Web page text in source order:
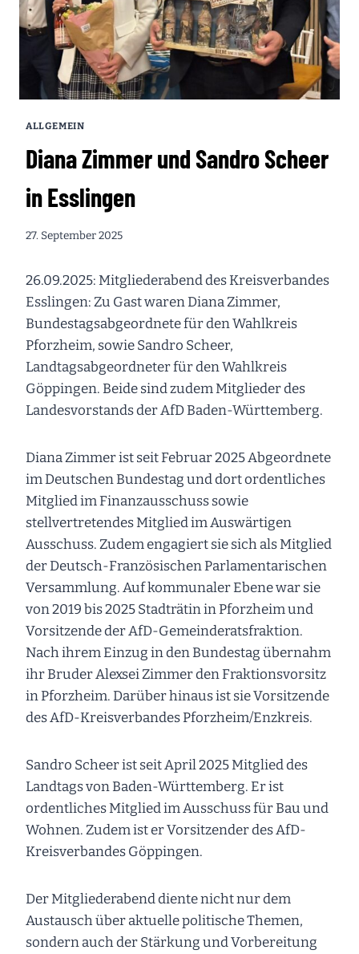
ALLGEMEIN
Diana Zimmer und Sandro Scheer
in Esslingen
27. September 2025
26.09.2025: Mitgliederabend des Kreisverbandes
Esslingen: Zu Gast waren Diana Zimmer,
Bundestagsabgeordnete für den Wahlkreis
Pforzheim, sowie Sandro Scheer,
Landtagsabgeordneter für den Wahlkreis
Göppingen. Beide sind zudem Mitglieder des
Landesvorstands der AfD Baden-Württemberg.
Diana Zimmer ist seit Februar 2025 Abgeordnete
im Deutschen Bundestag und dort ordentliches
Mitglied im Finanzausschuss sowie
stellvertretendes Mitglied im Auswärtigen
Ausschuss. Zudem engagiert sie sich als Mitglied
der Deutsch-Französischen Parlamentarischen
Versammlung. Auf kommunaler Ebene war sie
von 2019 bis 2025 Stadträtin in Pforzheim und
Vorsitzende der AfD-Gemeinderatsfraktion.
Nach ihrem Einzug in den Bundestag übernahm
ihr Bruder Alexsei Zimmer den Fraktionsvorsitz
in Pforzheim. Darüber hinaus ist sie Vorsitzende
des AfD-Kreisverbandes Pforzheim/Enzkreis.
Sandro Scheer ist seit April 2025 Mitglied des
Landtags von Baden-Württemberg. Er ist
ordentliches Mitglied im Ausschuss für Bau und
Wohnen. Zudem ist er Vorsitzender des AfD-
Kreisverbandes Göppingen.
Der Mitgliederabend diente nicht nur dem
Austausch über aktuelle politische Themen,
sondern auch der Stärkung und Vorbereitung